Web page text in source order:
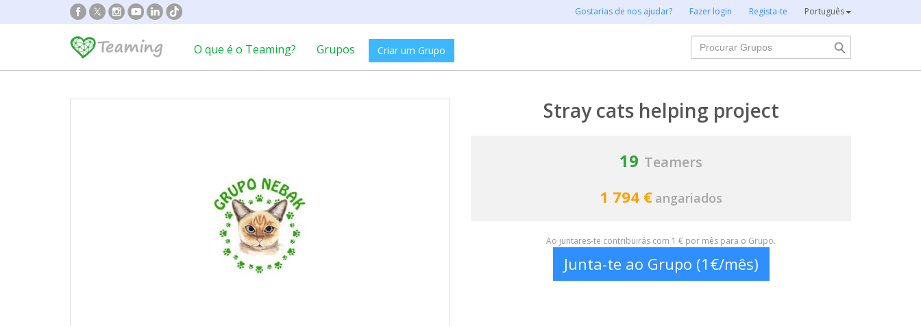
Gostarias de nos ajudar? Fazer login Regista-te Português
O que é o Teaming? Grupos Criar um Grupo
Procurar
Stray cats helping project
19 Teamers
1 794 € angariados
Ao juntares-te contribuirás com 1 € por mês para o Grupo.
Junta-te ao Grupo (1€/mês)